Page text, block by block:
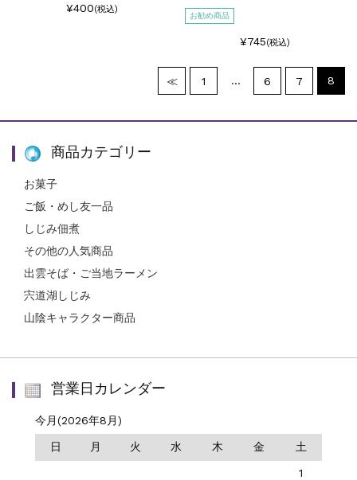
¥400(税込)
お勧め商品
¥745(税込)
≪ 1 … 6 7 8
商品カテゴリー
お菓子
ご飯・めし友一品
しじみ佃煮
その他の人気商品
出雲そば・ご当地ラーメン
宍道湖しじみ
山陰キャラクター商品
営業日カレンダー
今月(2026年8月)
日 月 火 水 木 金 土
1